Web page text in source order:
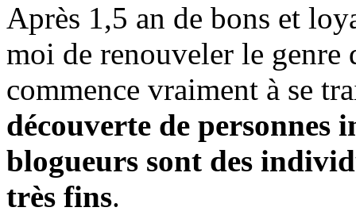
Après 1,5 an de bons et
moi de renouveler le
commence vraiment à se
découverte de personnes
blogueurs sont des
très fins.